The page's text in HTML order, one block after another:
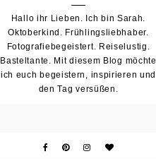
Hallo ihr Lieben. Ich bin Sarah.
Oktoberkind. Frühlingsliebhaber.
Fotografiebegeistert. Reiselustig.
Basteltante. Mit diesem Blog möchte
ich euch begeistern, inspirieren und
den Tag versüßen.